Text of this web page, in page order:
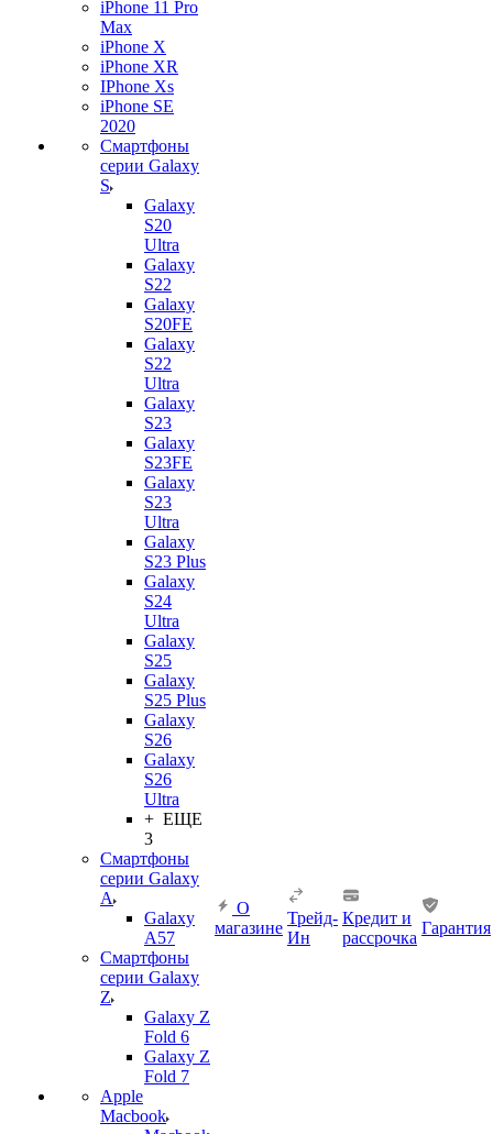
iPhone 11 Pro
Max
iPhone X
iPhone XR
IPhone Xs
iPhone SE
2020
Смартфоны
серии Galaxy
S
Galaxy
S20
Ultra
Galaxy
S22
Galaxy
S20FE
Galaxy
S22
Ultra
Galaxy
S23
Galaxy
S23FE
Galaxy
S23
Ultra
Galaxy
S23 Plus
Galaxy
S24
Ultra
Galaxy
S25
Galaxy
S25 Plus
Galaxy
S26
Galaxy
S26
Ultra
+ ЕЩЕ
3
Смартфоны
серии Galaxy
A
Galaxy
A57
Смартфоны
серии Galaxy
Z
Galaxy Z
Fold 6
Galaxy Z
Fold 7
Apple
Macbook
О
магазине
Трейд-
Ин
Кредит и
рассрочка
Гарантия